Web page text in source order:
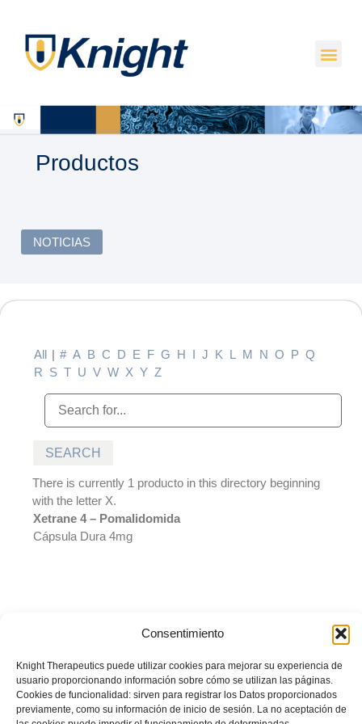
Consentimiento
Knight Therapeutics puede utilizar cookies para mejorar su experiencia de
usuario proporcionando información sobre cómo se utilizan las páginas.
Cookies de funcionalidad: sirven para registrar los Datos proporcionados
previamente, como su información de inicio de sesión. La no aceptación de
Productos
NOTICIAS
All | # A B C D E F G H I J K L M N O P Q
R S T U V W X Y Z
There is currently 1 producto in this directory beginning
with the letter X.
Xetrane 4 – Pomalidomida
Cápsula Dura 4mg
© BIOTOSCANA FARMA DE PERÚ S.A.C. Todos los derechos
del titular.La información presentada es desarrollada con un
propósito informativo y no debe ser utilizada para realizar
diagnósticos o definir el tratamiento para alguna condición médica.
Recuerde siempre consultar sus inquietudes con su médico tratante.